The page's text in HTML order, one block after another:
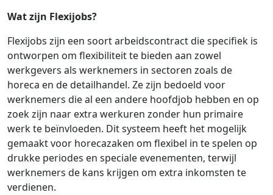
Wat zijn Flexijobs?
Flexijobs zijn een soort arbeidscontract die specifiek is
ontworpen om flexibiliteit te bieden aan zowel
werkgevers als werknemers in sectoren zoals de
horeca en de detailhandel. Ze zijn bedoeld voor
werknemers die al een andere hoofdjob hebben en op
zoek zijn naar extra werkuren zonder hun primaire
werk te beïnvloeden. Dit systeem heeft het mogelijk
gemaakt voor horecazaken om flexibel in te spelen op
drukke periodes en speciale evenementen, terwijl
werknemers de kans krijgen om extra inkomsten te
verdienen.